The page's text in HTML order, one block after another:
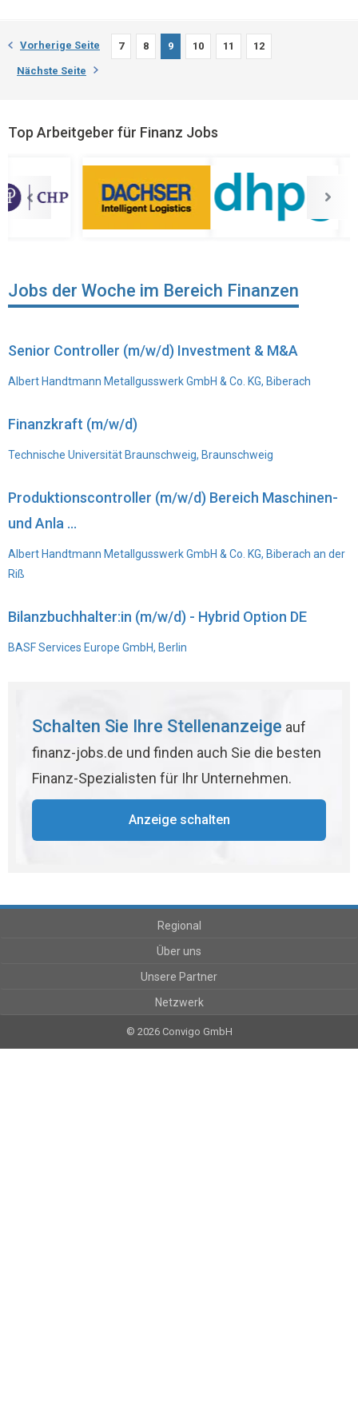
Vorherige Seite 7 8 9 10 11 12
Nächste Seite
Top Arbeitgeber für Finanz Jobs
Jobs der Woche im Bereich Finanzen
Senior Controller (m/w/d) Investment & M&A
Albert Handtmann Metallgusswerk GmbH & Co. KG, Biberach
Finanzkraft (m/w/d)
Technische Universität Braunschweig, Braunschweig
Produktionscontroller (m/w/d) Bereich Maschinen-
und Anla ...
Albert Handtmann Metallgusswerk GmbH & Co. KG, Biberach an der
Riß
Bilanzbuchhalter:in (m/w/d) - Hybrid Option DE
BASF Services Europe GmbH, Berlin
Schalten Sie Ihre Stellenanzeige auf
finanz-jobs.de und finden auch Sie die besten
Finanz-Spezialisten für Ihr Unternehmen.
Anzeige schalten
Regional
Über uns
Unsere Partner
Netzwerk
© 2026 Convigo GmbH